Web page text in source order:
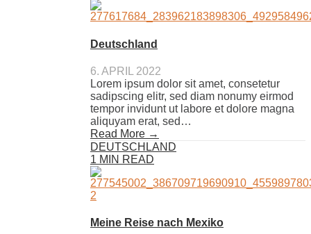
Deutschland
6. APRIL 2022
Lorem ipsum dolor sit amet, consetetur
sadipscing elitr, sed diam nonumy eirmod
tempor invidunt ut labore et dolore magna
aliquyam erat, sed…
Read More →
DEUTSCHLAND
1 MIN READ
Meine Reise nach Mexiko